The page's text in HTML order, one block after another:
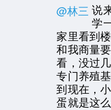
@林三 说
学
家里看到
和我商量
看，没过
专门养殖
到现在，
蛋就是这么